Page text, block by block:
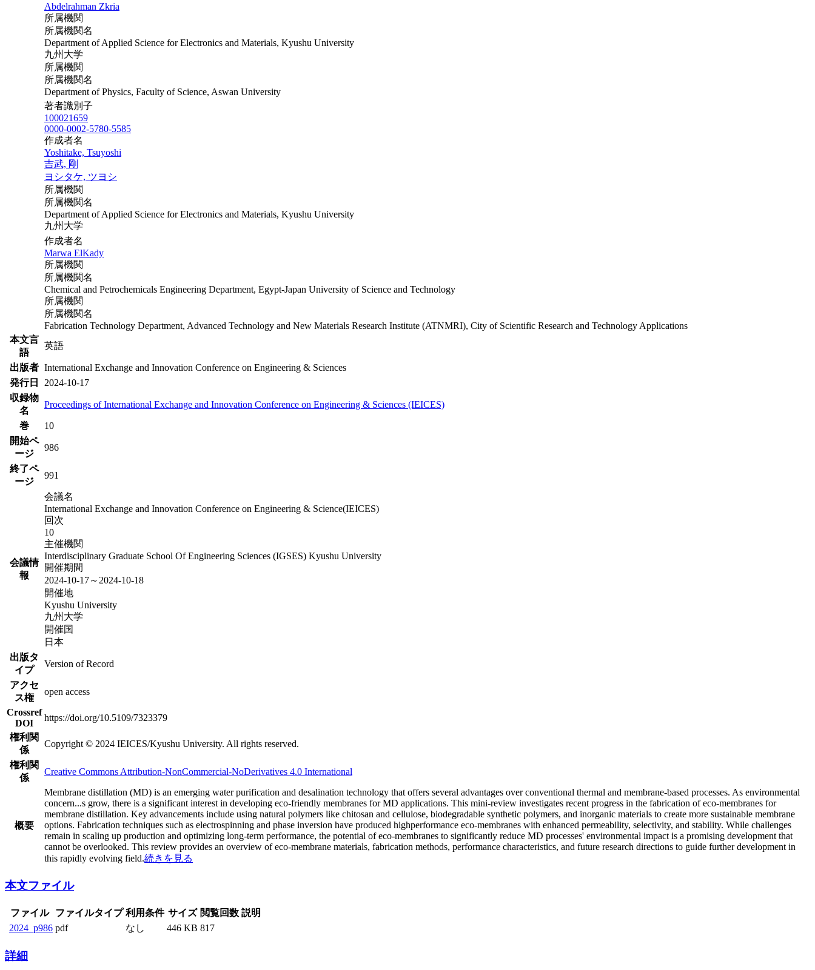
Abdelrahman Zkria
所属機関
所属機関名
Department of Applied Science for Electronics and Materials, Kyushu University
九州大学
所属機関
所属機関名
Department of Physics, Faculty of Science, Aswan University
著者識別子
100021659
0000-0002-5780-5585
作成者名
Yoshitake, Tsuyoshi
吉武, 剛
ヨシタケ, ツヨシ
所属機関
所属機関名
Department of Applied Science for Electronics and Materials, Kyushu University
九州大学
作成者名
Marwa ElKady
所属機関
所属機関名
Chemical and Petrochemicals Engineering Department, Egypt-Japan University of Science and Technology
所属機関
所属機関名
Fabrication Technology Department, Advanced Technology and New Materials Research Institute (ATNMRI), City of Scientific Research and Technology Applications
本文言
語
英語
出版者 International Exchange and Innovation Conference on Engineering & Sciences
発行日
2024-10-17
収録物
名
Proceedings of International Exchange and Innovation Conference on Engineering & Sciences (IEICES)
巻
10
開始ペ
ージ
986
終了ペ
ージ
991
会議情
報
会議名
International Exchange and Innovation Conference on Engineering & Science(IEICES)
回次
10
主催機関
Interdisciplinary Graduate School Of Engineering Sciences (IGSES) Kyushu University
開催期間
2024-10-17～2024-10-18
開催地
Kyushu University
九州大学
開催国
日本
出版タ
イプ
Version of Record
アクセ
ス権
open access
Crossref
DOI
https://doi.org/10.5109/7323379
権利関
係
Copyright © 2024 IEICES/Kyushu University. All rights reserved.
権利関
係
Creative Commons Attribution-NonCommercial-NoDerivatives 4.0 International
概要
Membrane distillation (MD) is an emerging water purification and desalination technology that offers several advantages over conventional thermal and membrane-based processes. As environmental
concern...s grow, there is a significant interest in developing eco-friendly membranes for MD applications. This mini-review investigates recent progress in the fabrication of eco-membranes for
membrane distillation. Key advancements include using natural polymers like chitosan and cellulose, biodegradable synthetic polymers, and inorganic materials to create more sustainable membrane
options. Fabrication techniques such as electrospinning and phase inversion have produced highperformance eco-membranes with enhanced permeability, selectivity, and stability. While challenges
remain in scaling up production and optimizing long-term performance, the potential of eco-membranes to significantly reduce MD processes' environmental impact is a promising development that
cannot be overlooked. This review provides an overview of eco-membrane materials, fabrication methods, performance characteristics, and future research directions to guide further development in
this rapidly evolving field.続きを見る
本文ファイル
ファイル ファイルタイプ 利用条件 サイズ 閲覧回数 説明
2024_p986 pdf なし 446 KB 817
詳細